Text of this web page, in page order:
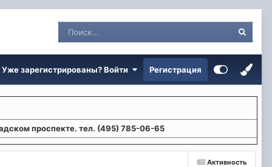
Уже зарегистрированы? Войти Регистрация
проспекте. тел. (495) 785-06-65
Активность